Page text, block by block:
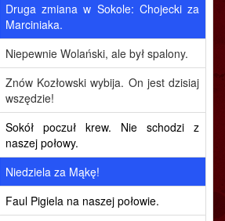
Druga zmiana w Sokole: Chojecki za
Marciniaka.
Niepewnie Wolański, ale był spalony.
Znów Kozłowski wybija. On jest dzisiaj
wszędzie!
Sokół poczuł krew. Nie schodzi z
naszej połowy.
Niedziela za Mąkę!
Faul Pigiela na naszej połowie.